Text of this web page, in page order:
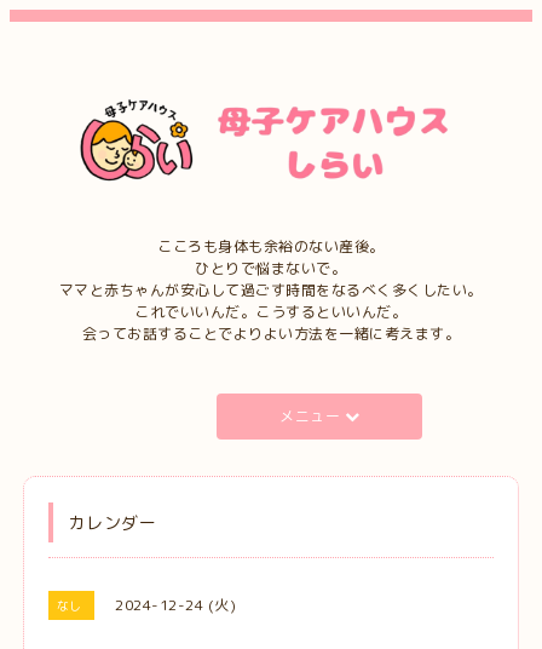
こころも身体も余裕のない産後。
ひとりで悩まないで。
ママと赤ちゃんが安心して過ごす時間をなるべく多くしたい。
これでいいんだ。こうするといいんだ。
会ってお話することでよりよい方法を一緒に考えます。
メニュー
カレンダー
なし 2024-12-24 (火)